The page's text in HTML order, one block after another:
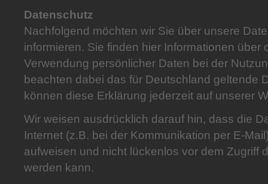
Datenschutz
Nachfolgend möchten wir Sie über unsere
informieren. Sie finden hier Informationen über
Verwendung persönlicher Daten bei der
beachten dabei das für Deutschland geltende
können diese Erklärung jederzeit auf unserer
Wir weisen ausdrücklich darauf hin, dass die
Internet (z.B. bei der Kommunikation per E-
aufweisen und nicht lückenlos vor dem Zugriff
werden kann.